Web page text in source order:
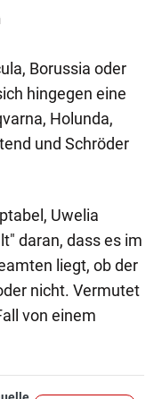
Borussia oder
hingegen eine
Holunda,
und Schröder
Uwelia
daran, dass es im
liegt, ob der
nicht. Vermutet
von einem